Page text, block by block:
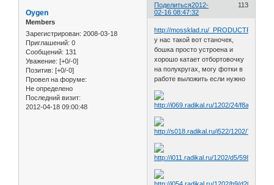
Поделиться 113
2012-
02-16 08:47:32
Oygen
Members
Зарегистрирован: 2008-03-18
Приглашений: 0
Сообщений: 131
Уважение: [+0/-0]
Позитив: [+0/-0]
Провел на форуме:
Не определено
Последний визит:
2012-04-18 09:00:48
http://mossklad.ru/_PRODUCTPAGE/
у нас такой вот станочек,
бошка просто устроена и
хорошо катает отбортовочку
на полукругах, могу фотки в
работе выложить если нужно